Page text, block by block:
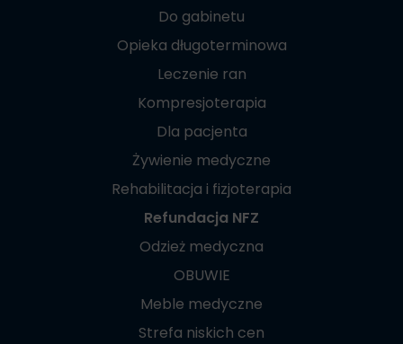
Do gabinetu
Opieka długoterminowa
Leczenie ran
Kompresjoterapia
Dla pacjenta
Żywienie medyczne
Rehabilitacja i fizjoterapia
Refundacja NFZ
Odzież medyczna
OBUWIE
Meble medyczne
Strefa niskich cen